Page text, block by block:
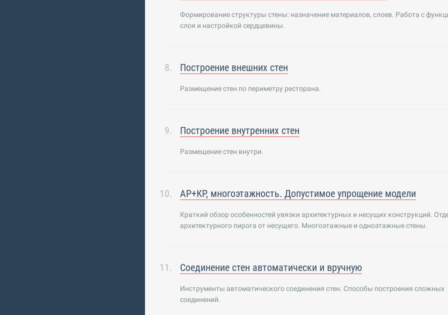
Формирование структуры стены: назначение материалов, слоев. Работа с
слоя и настройкой сердцевины.
Построение внешних стен
Размещение стен по периметру ресторана.
Построение внутренних стен
Размещение стен внутри.
АР+КР, многоэтажность. Допустимое упрощение модели
Краткий обзор особенностей увязки архитектурных и несущих конструкций.
архитектурного пирога от несущего. Многоэтажные и одноэтажные стены.
Соединение стен автоматически и вручную
Инструменты автоматического соединения стен. Способы построения сложных
соединений.